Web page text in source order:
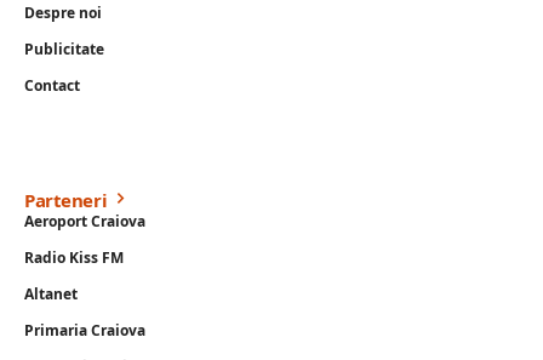
Despre noi
Publicitate
Contact
Parteneri
Aeroport Craiova
Radio Kiss FM
Altanet
Primaria Craiova